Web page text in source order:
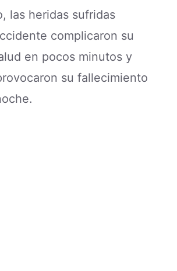
las heridas sufridas
complicaron su
en pocos minutos y
su fallecimiento